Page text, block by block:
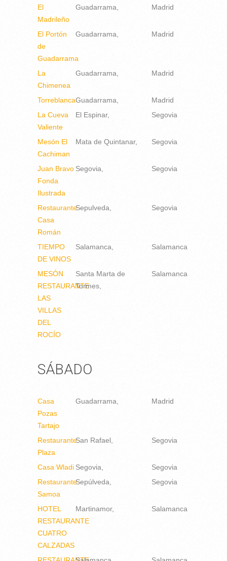
El
Madrileño
Guadarrama Madrid
El Portón
de
Guadarrama
Guadarrama Madrid
La
Chimenea
Guadarrama Madrid
TorreblancaGuadarrama
Madrid
La Cueva
Valiente
El Espinar Segovia
Mesón El
Cachiman
Mata de Quintanar Segovia
Juan Bravo
Fonda
Ilustrada
Segovia Segovia
Restaurante
Casa
Román
Sepulveda Segovia
TIEMPO
DE VINOS
Salamanca Salamanca
MESÓN
RESTAURANTE
LAS
VILLAS
DEL
ROCÍO
Santa Marta de
Tormes
Salamanca
SÁBADO
Casa
Pozas
Tartajo
Guadarrama Madrid
Restaurante
Plaza
San Rafael Segovia
Casa Wladi Segovia
Segovia
Restaurante
Samoa
Sepúlveda Segovia
HOTEL
RESTAURANTE
CUATRO
CALZADAS
Martinamor Salamanca